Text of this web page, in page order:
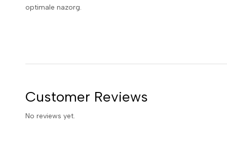
optimale nazorg.
Customer Reviews
No reviews yet.